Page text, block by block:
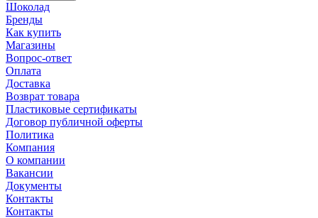
Шоколад
Бренды
Как купить
Магазины
Вопрос-ответ
Оплата
Доставка
Возврат товара
Пластиковые сертификаты
Договор публичной оферты
Политика
Компания
О компании
Вакансии
Документы
Контакты
Контакты